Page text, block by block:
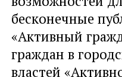
бесконечные
«Активный
граждан в
властей